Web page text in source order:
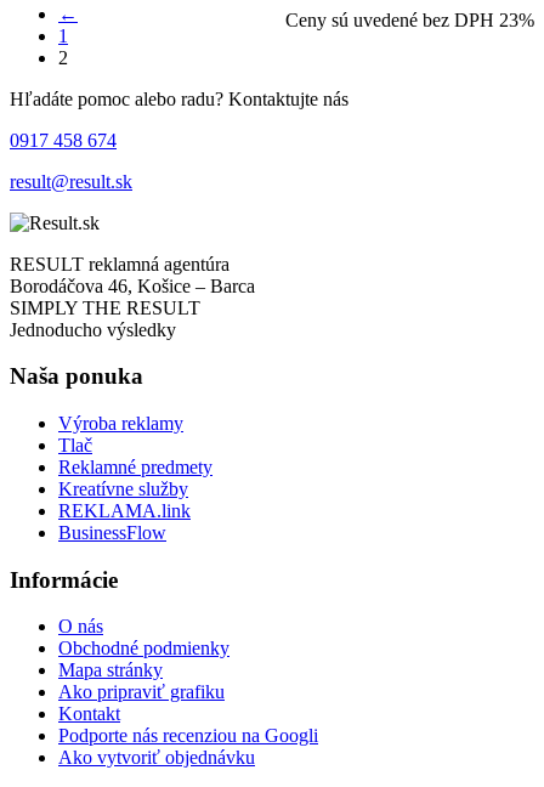
Ceny sú uvedené bez DPH 23%
←
1
2
Hľadáte pomoc alebo radu? Kontaktujte nás
0917 458 674
result@result.sk
RESULT reklamná agentúra
Borodáčova 46, Košice – Barca
SIMPLY THE RESULT
Jednoducho výsledky
Naša ponuka
Výroba reklamy
Tlač
Reklamné predmety
Kreatívne služby
REKLAMA.link
BusinessFlow
Informácie
O nás
Obchodné podmienky
Mapa stránky
Ako pripraviť grafiku
Kontakt
Podporte nás recenziou na Googli
Ako vytvoriť objednávku